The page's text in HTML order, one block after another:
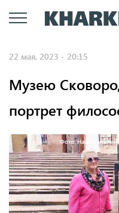
22 мая, 2023 - 20:15
Музею
портрет
Фото: Національний